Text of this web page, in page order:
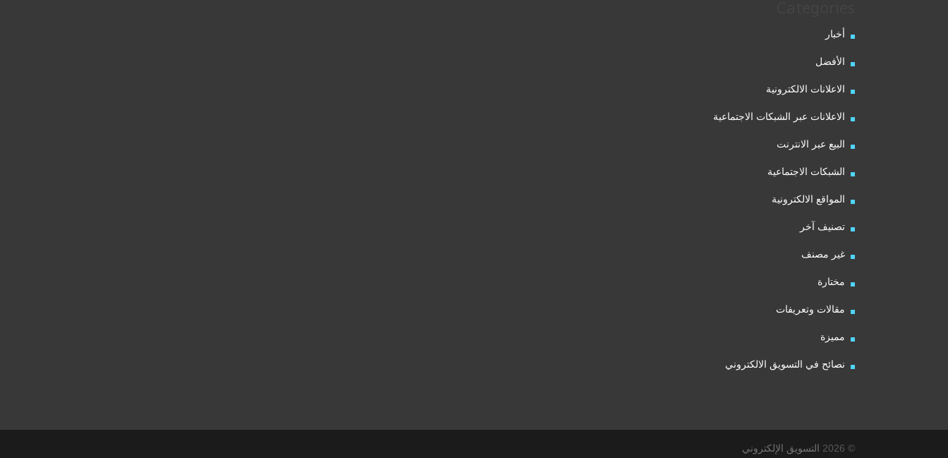
أخبار
الأفضل
الاعلانات الالكترونية
الاعلانات عبر الشبكات الاجتماعية
البيع عبر الانترنت
الشبكات الاجتماعية
المواقع الالكترونية
تصنيف آخر
غير مصنف
مختارة
مقالات وتعريفات
مميزة
نصائح في التسويق الالكتروني
© 2026 التسويق الإلكتروني